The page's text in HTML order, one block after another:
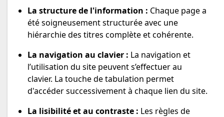
La structure de l'information : Chaque page a
été soigneusement structurée avec une
hiérarchie des titres complète et cohérente.
La navigation au clavier : La navigation et
l’utilisation du site peuvent s’effectuer au
clavier. La touche de tabulation permet
d'accéder successivement à chaque lien du site.
La lisibilité et au contraste : Les règles de